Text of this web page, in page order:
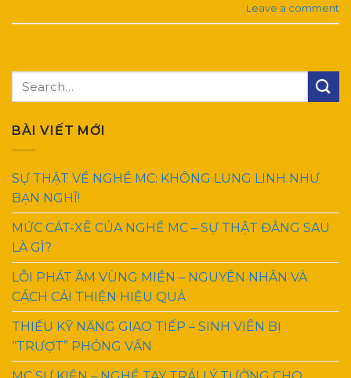
Leave a comment
BÀI VIẾT MỚI
SỰ THẬT VỀ NGHỀ MC: KHÔNG LUNG LINH NHƯ
BẠN NGHĨ!
MỨC CÁT-XÊ CỦA NGHỀ MC – SỰ THẬT ĐẰNG SAU
LÀ GÌ?
LỖI PHÁT ÂM VÙNG MIỀN – NGUYÊN NHÂN VÀ
CÁCH CẢI THIỆN HIỆU QUẢ
THIẾU KỸ NĂNG GIAO TIẾP – SINH VIÊN BỊ
“TRƯỢT” PHỎNG VẤN